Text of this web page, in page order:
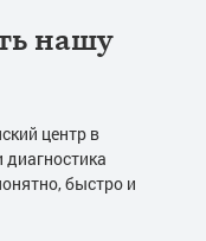
нашу
центр в
диагностика
быстро и